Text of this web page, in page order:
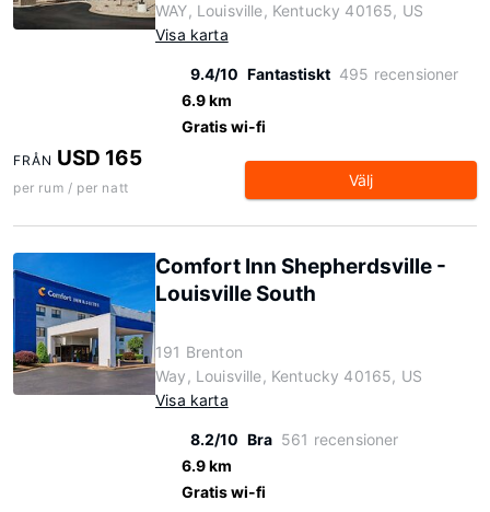
WAY, Louisville, Kentucky 40165, US
Visa karta
9.4/10 Fantastiskt 495 recensioner
6.9 km
Gratis wi-fi
FRÅN USD 165
per rum / per natt Välj
Comfort Inn Shepherdsville -
Louisville South
191 Brenton
Way, Louisville, Kentucky 40165, US
Visa karta
8.2/10 Bra 561 recensioner
6.9 km
Gratis wi-fi